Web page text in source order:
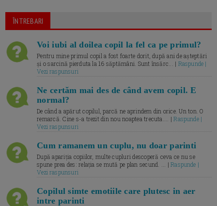
ÎNTREBARI
Voi iubi al doilea copil la fel ca pe primul?
Pentru mine primul copil a fost foarte dorit, după ani de așteptări
și o sarcină pierduta la 16 săptămâni. Sunt însărc... | Raspunde |
Vezi raspunsuri
Ne certăm mai des de când avem copil. E
normal?
De când a apărut copilul, parcă ne aprindem din orice. Un ton. O
remarcă. Cine s-a trezit din nou noaptea trecuta.... |Raspunde |
Vezi raspunsuri
Cum ramanem un cuplu, nu doar parinti
După apariția copiilor, multe cupluri descoperă ceva ce nu se
spune prea des: relația se mută pe plan secund. ... |Raspunde |
Vezi raspunsuri
Copilul simte emotiile care plutesc in aer
intre parinti